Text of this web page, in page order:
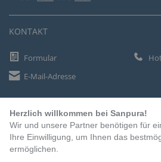
KONTAKT
Formular
E-Mail-Adresse
ZAHLUNGSARTEN
Herzlich willkommen bei Sanpura!
Wir und unsere Partner benötigen für
Ihre Einwilligung, um Ihnen das
ermöglichen.